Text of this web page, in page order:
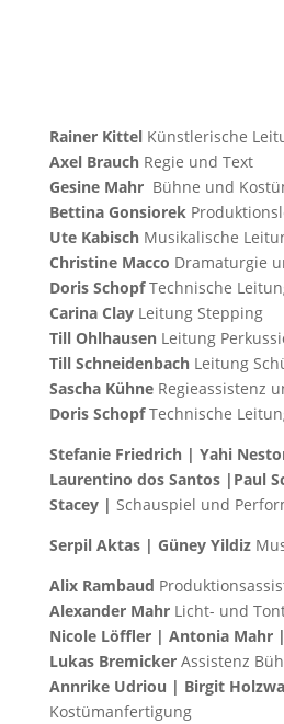
Rainer Kittel Künstlerische
Axel Brauch Regie und Text
Gesine Mahr Bühne und
Bettina Gonsiorek
Ute KabischMusikalische
Christine Macco Dramaturgie
Doris SchopfTechnische
Carina ClayLeitung Stepping
Till OhlhausenLeitung
Till SchneidenbachLeitung
Sascha KühneRegieassistenz
Doris SchopfTechnische
Stefanie Friedrich | Yahi
Laurentino dos Santos |Paul
Stacey | Schauspiel und
Serpil Aktas | Güney Yildiz
Alix Rambaud
Alexander MahrLicht- und
Nicole Löffler | Antonia Mahr
Lukas BremickerAssistenz
Annrike Udriou | Birgit
Kostümanfertigung